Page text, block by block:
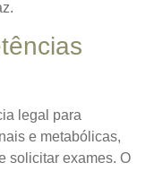
legal para
e metabólicas,
solicitar exames. O